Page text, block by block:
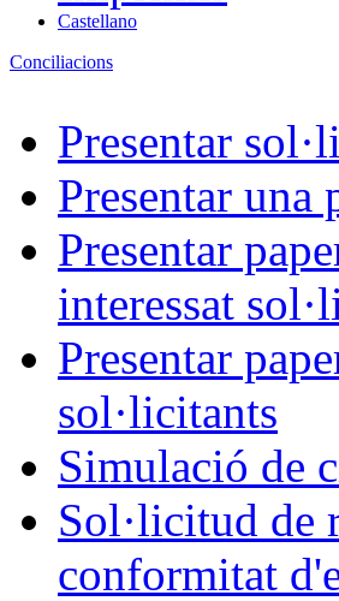
Castellano
Conciliacions
Presentar
Presentar una
Presentar
interessat
Presentar
sol·licitants
Simulació de
Sol·licitud de
conformitat